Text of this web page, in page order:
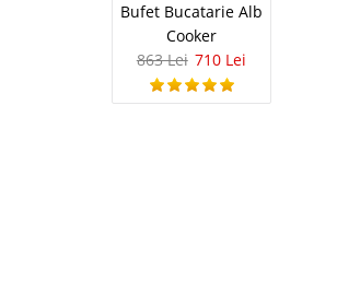
Bufet Bucatarie Alb
Cooker
863 Lei 710 Lei